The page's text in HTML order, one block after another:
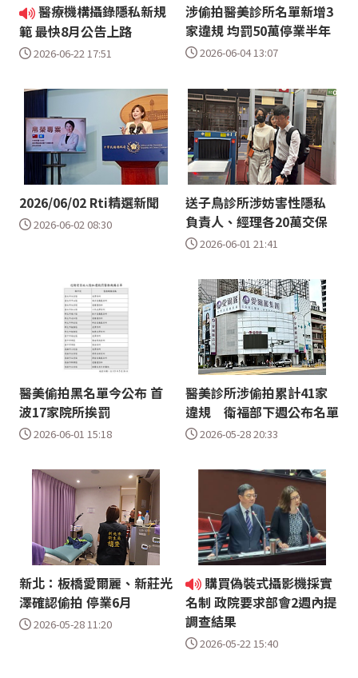
醫療機構攝錄隱私新規
範 最快8月公告上路
2026-06-22 17:51
涉偷拍醫美診所名單新增3
家違規 均罰50萬停業半年
2026-06-04 13:07
2026/06/02 Rti精選新聞
2026-06-02 08:30
送子鳥診所涉妨害性隱私
負責人、經理各20萬交保
2026-06-01 21:41
醫美偷拍黑名單今公布 首
波17家院所挨罰
2026-06-01 15:18
醫美診所涉偷拍累計41家
違規 衛福部下週公布名單
2026-05-28 20:33
新北：板橋愛爾麗、新莊光
澤確認偷拍 停業6月
2026-05-28 11:20
購買偽裝式攝影機採實
名制 政院要求部會2週內提
調查結果
2026-05-22 15:40